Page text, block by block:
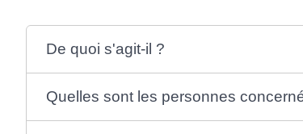
De quoi s'agit-il ?
Quelles sont les personnes